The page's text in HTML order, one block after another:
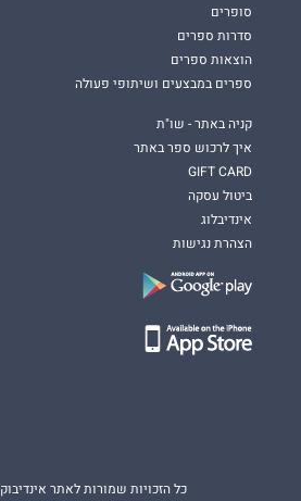
סופרים
סדרות ספרים
הוצאות ספרים
ספרים במבצעים ושיתופי פעולה
קניה באתר - שו"ת
איך לרכוש ספר באתר
GIFT CARD
ביטול עסקה
אינדיבלוג
הצהרת נגישות
כל הזכויות שמורות לאתר אינדיבוק 2013- 2026